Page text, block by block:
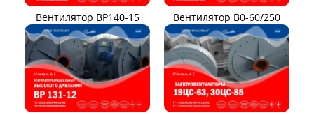
Вентилятор ВР140-15 Вентилятор В0-60/250